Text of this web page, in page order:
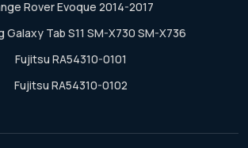
Rover Evoque 2014-2017
Galaxy Tab S11 SM-X730 SM-X736
Fujitsu RA54310-0101
Fujitsu RA54310-0102